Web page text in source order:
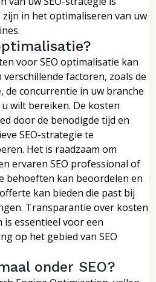
zijn in het optimaliseren van uw
voor SEO optimalisatie kan
factoren, zoals de
de concurrentie in uw branche
wilt bereiken. De kosten
door de benodigde tijd en
SEO-strategie te
Het is raadzaam om
ervaren SEO professional of
behoeften kan beoordelen en
kan bieden die past bij
Transparantie over kosten
essentieel voor een
op het gebied van SEO
onder SEO?